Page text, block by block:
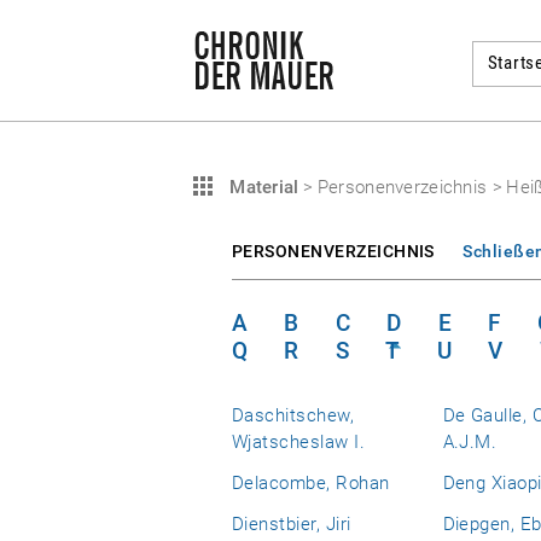
Material > Personenverzeichnis >
PERSONENVERZEICHNIS
A B C D E F
Q
R S T U V
Daschitschew,
Wjatscheslaw I.
De Gaulle,
A.J.M.
Delacombe, Rohan
Deng
Dienstbier, Jiri
Diepgen,